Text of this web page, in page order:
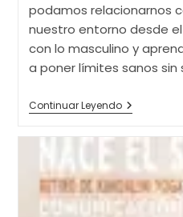
podamos relacionarnos
nuestro entorno desde
con lo masculino y
a poner límites sanos sin
Continuar LeyendoAURAT
YOGA
MUJER
VERDADERA.
Modalidad
Curso
En
Salamanca